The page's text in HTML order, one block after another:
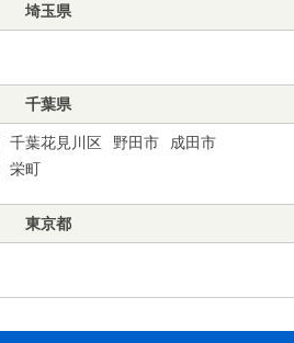
埼玉県
千葉県
千葉花見川区 野田市
成田市
栄町
東京都